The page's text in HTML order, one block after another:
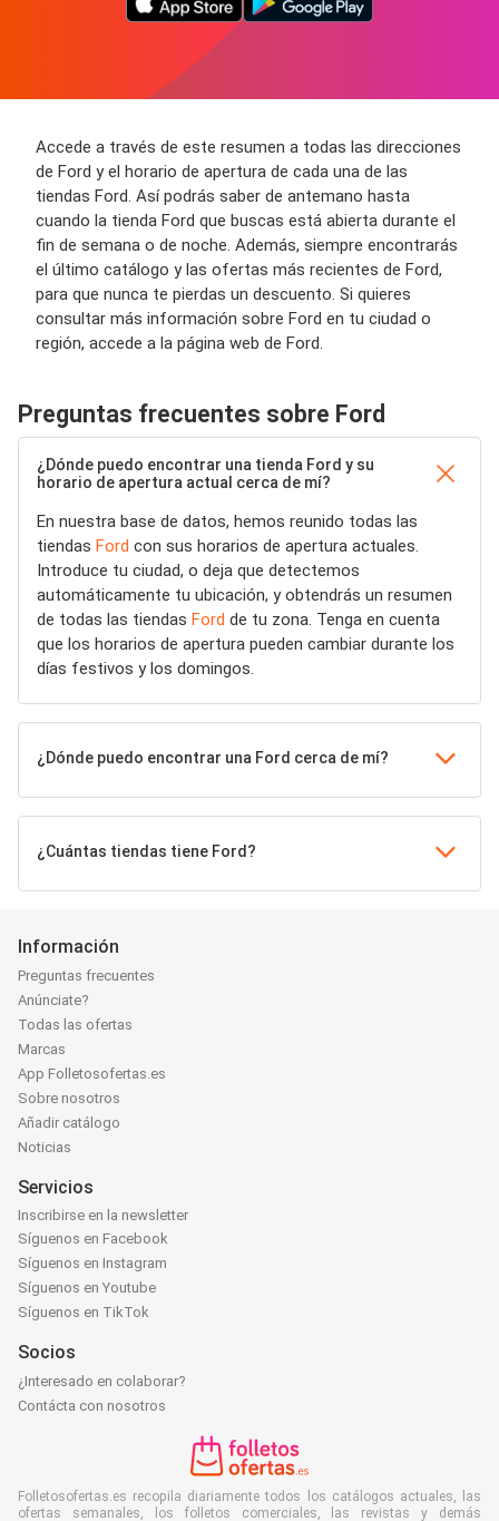
Accede a través de este resumen a todas las direcciones
de Ford y el horario de apertura de cada una de las
tiendas Ford. Así podrás saber de antemano hasta
cuando la tienda Ford que buscas está abierta durante el
fin de semana o de noche. Además, siempre encontrarás
el último catálogo y las ofertas más recientes de Ford,
para que nunca te pierdas un descuento. Si quieres
consultar más información sobre Ford en tu ciudad o
región, accede a la página web de Ford.
Preguntas frecuentes sobre Ford
¿Dónde puedo encontrar una tienda Ford y su
horario de apertura actual cerca de mí?
En nuestra base de datos, hemos reunido todas las
tiendas Ford con sus horarios de apertura actuales.
Introduce tu ciudad, o deja que detectemos
automáticamente tu ubicación, y obtendrás un resumen
de todas las tiendas Ford de tu zona. Tenga en cuenta
que los horarios de apertura pueden cambiar durante los
días festivos y los domingos.
¿Dónde puedo encontrar una Ford cerca de mí?
¿Cuántas tiendas tiene Ford?
Información
Preguntas frecuentes
Anúnciate?
Todas las ofertas
Marcas
App Folletosofertas.es
Sobre nosotros
Añadir catálogo
Noticias
Servicios
Inscribirse en la newsletter
Síguenos en Facebook
Síguenos en Instagram
Síguenos en Youtube
Síguenos en TikTok
Socios
¿Interesado en colaborar?
Contácta con nosotros
Folletosofertas.es recopila diariamente todos los catálogos actuales, las
ofertas semanales, los folletos comerciales, las revistas y demás